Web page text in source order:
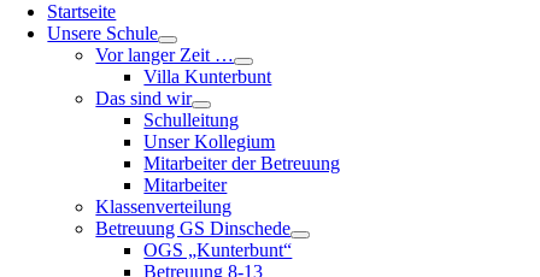
Startseite
Unsere Schule
Vor langer Zeit …
Villa Kunterbunt
Das sind wir
Schulleitung
Unser Kollegium
Mitarbeiter der Betreuung
Mitarbeiter
Klassenverteilung
Betreuung GS Dinschede
OGS „Kunterbunt“
Betreuung 8-13